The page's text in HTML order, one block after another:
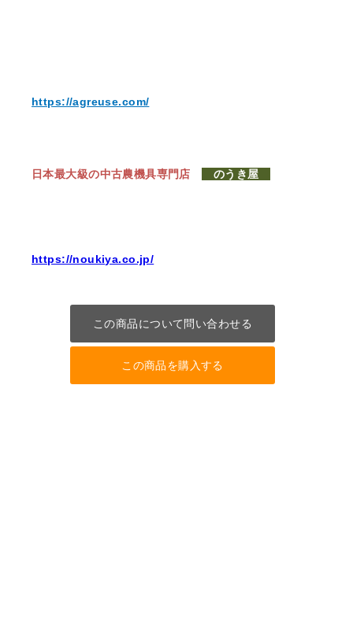
https://agreuse.com/
日本最大級の中古農機具専門店 のうき屋
https://noukiya.co.jp/
この商品について問い合わせる
この商品を購入する